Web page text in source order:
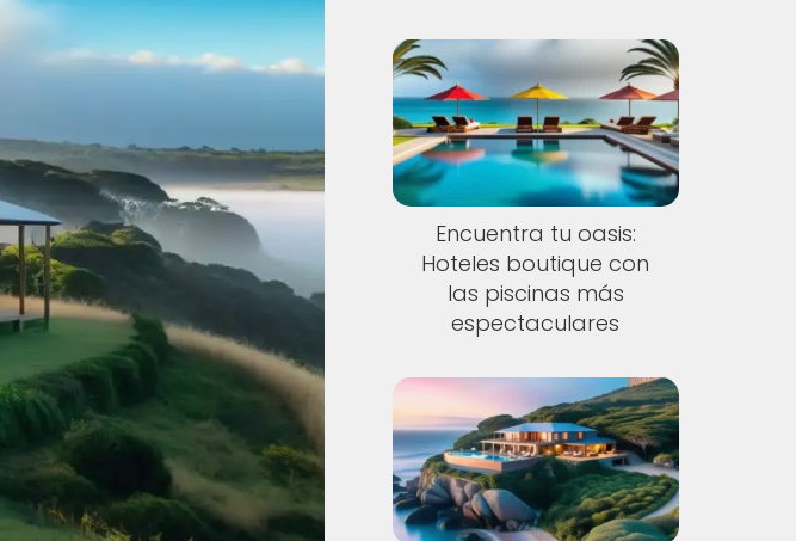
Encuentra tu oasis:
Hoteles boutique con
las piscinas más
espectaculares